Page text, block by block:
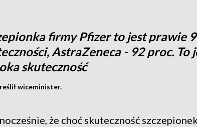
firmy Pfizer to jest prawie
AstraZeneca - 92 proc. To
skuteczność
wiceminister.
że choć skuteczność